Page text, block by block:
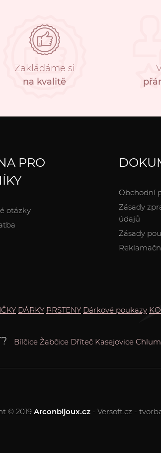
Zakládáme si
na kvalitě
PRO
otázky
Obchodní
Zásady
údajů
Zásady
DÁRKY PRSTENY Dárkové poukazy
Bílčice Žabčice Dříteč Kasejovice
© 2019 Arconbijoux.cz - Versoft.cz -